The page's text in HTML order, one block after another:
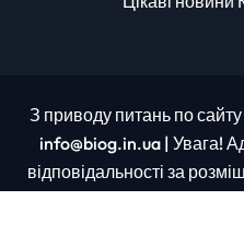
З приводу питань по
info@biog.in.ua | Увага!
відповідальності за